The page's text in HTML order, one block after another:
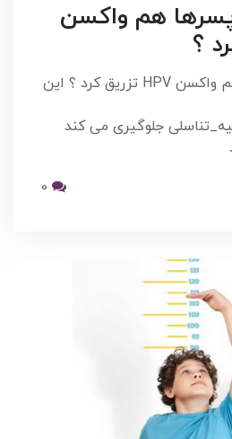
پسرها هم واکسن
چرا باید برای پسرها هم واکسن HPV تزریق کرد ؟ این
جلوگیری می کند